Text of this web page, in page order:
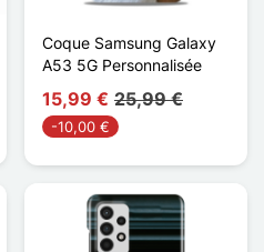
Coque Samsung Galaxy
A53 5G Personnalisée
15,99 € 25,99 €
-10,00 €